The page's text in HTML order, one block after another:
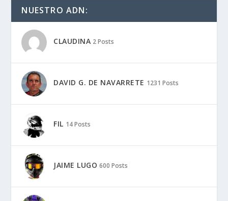
NUESTRO ADN:
CLAUDINA 2 Posts
DAVID G. DE NAVARRETE 1231 Posts
FIL 14 Posts
JAIME LUGO 600 Posts